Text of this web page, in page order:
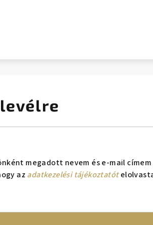
megadott nevem és e-mail
az adatkezelési tájékoztatót